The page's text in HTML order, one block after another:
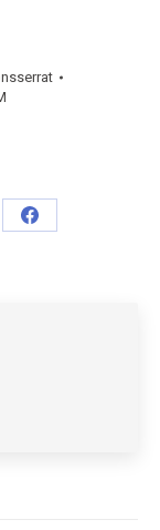
Share